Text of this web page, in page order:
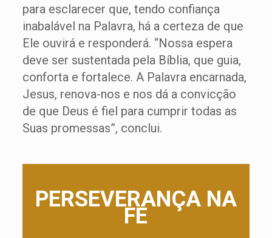
para esclarecer que, tendo confiança
inabalável na Palavra, há a certeza de que
Ele ouvirá e responderá. “Nossa espera
deve ser sustentada pela Bíblia, que guia,
conforta e fortalece. A Palavra encarnada,
Jesus, renova-nos e nos dá a convicção
de que Deus é fiel para cumprir todas as
Suas promessas”, conclui.
PERSEVERANÇA NA
FÉ